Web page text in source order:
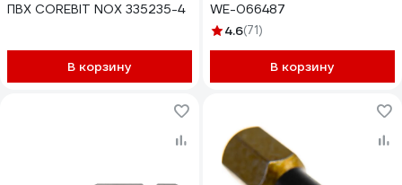
ПВХ COREBIT NOX 335235-4
В корзину
WE-066487
4.6(71)
В корзину